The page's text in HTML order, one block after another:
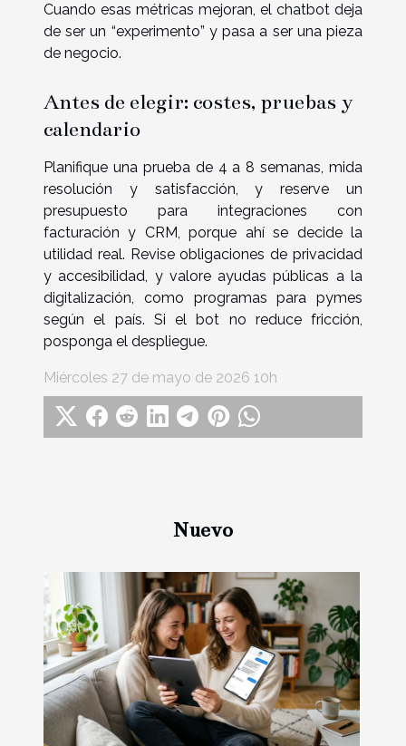
Cuando esas métricas mejoran, el chatbot deja
de ser un “experimento” y pasa a ser una pieza
de negocio.
Antes de elegir: costes, pruebas y
calendario
Planifique una prueba de 4 a 8 semanas, mida
resolución y satisfacción, y reserve un
presupuesto para integraciones con
facturación y CRM, porque ahí se decide la
utilidad real. Revise obligaciones de privacidad
y accesibilidad, y valore ayudas públicas a la
digitalización, como programas para pymes
según el país. Si el bot no reduce fricción,
posponga el despliegue.
Miércoles 27 de mayo de 2026 10h
Nuevo